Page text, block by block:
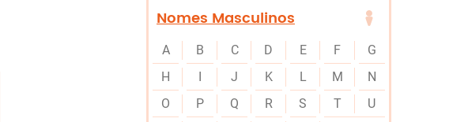
Nomes Masculinos
A B C D E F
G
H
I J K L M
N
O
P Q R S T
U